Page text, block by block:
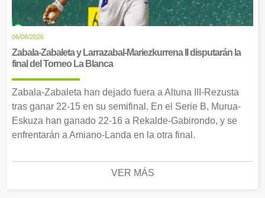
06/08/2026
Zabala-Zabaleta y Larrazabal-Mariezkurrena II disputarán la
final del Torneo La Blanca
Zabala-Zabaleta han dejado fuera a Altuna III-Rezusta
tras ganar 22-15 en su semifinal. En el Serie B, Murua-
Eskuza han ganado 22-16 a Rekalde-Gabirondo, y se
enfrentarán a Amiano-Landa en la otra final.
VER MÁS